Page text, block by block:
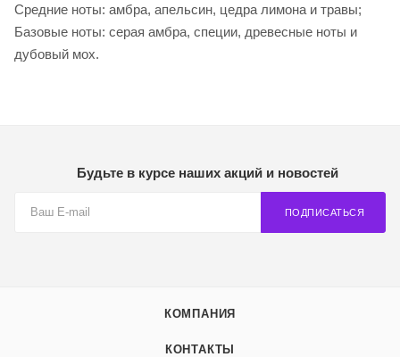
Средние ноты: амбра, апельсин, цедра лимона и травы;
Базовые ноты: серая амбра, специи, древесные ноты и
дубовый мох.
Будьте в курсе наших акций и новостей
ПОДПИСАТЬСЯ
КОМПАНИЯ
КОНТАКТЫ